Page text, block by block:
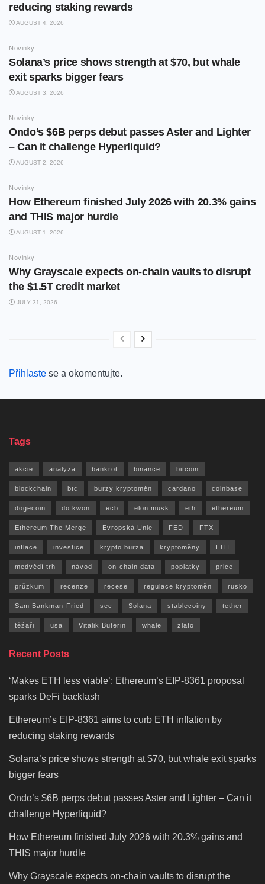
reducing staking rewards
AUGUST 4, 2026
Novinky
Solana’s price shows strength at $70, but whale
exit sparks bigger fears
AUGUST 3, 2026
Novinky
Ondo’s $6B perps debut passes Aster and Lighter
– Can it challenge Hyperliquid?
AUGUST 2, 2026
Novinky
How Ethereum finished July 2026 with 20.3% gains
and THIS major hurdle
AUGUST 1, 2026
Novinky
Why Grayscale expects on-chain vaults to disrupt
the $1.5T credit market
JULY 31, 2026
Přihlaste se a okomentujte.
Tags
akcie analyza bankrot binance bitcoin
blockchain btc burzy kryptoměn cardano coinbase
dogecoin do kwon ecb elon musk eth ethereum
Ethereum The Merge Evropská Unie FED FTX
inflace investice krypto burza kryptoměny LTH
medvědí trh návod on-chain data poplatky price
průzkum recenze recese regulace kryptoměn rusko
Sam Bankman-Fried sec Solana stablecoiny tether
těžaři usa Vitalik Buterin whale zlato
Recent Posts
‘Makes ETH less viable’: Ethereum’s EIP-8361 proposal
sparks DeFi backlash
Ethereum’s EIP-8361 aims to curb ETH inflation by
reducing staking rewards
Solana’s price shows strength at $70, but whale exit sparks
bigger fears
Ondo’s $6B perps debut passes Aster and Lighter – Can it
challenge Hyperliquid?
How Ethereum finished July 2026 with 20.3% gains and
THIS major hurdle
Why Grayscale expects on-chain vaults to disrupt the